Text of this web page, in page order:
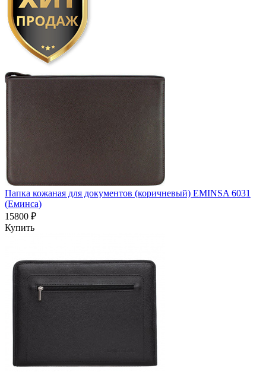
Папка кожаная для документов (коричневый) EMINSA 6031
(Еминса)
15800 ₽
Купить